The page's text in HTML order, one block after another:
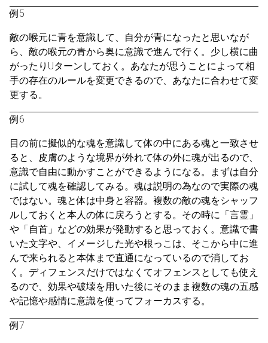
例5
敵の喉元に青を意識して、自分が青になったと思いなが
ら、敵の喉元の青から奥に意識で進んで行く。少し横に曲
がったりUターンしておく。あなたが思うことによって相
手の存在のルールを変更できるので、あなたに合わせて変
更する。
例6
目の前に擬似的な魂を意識して体の中にある魂と一致させ
ると、皮膚のような境界が外れて体の外に魂が出るので、
意識で自由に動かすことができるようになる。まずは自分
に試して魂を確認してみる。魂は説明の為なので実際の魂
ではない。魂と体は中身と容器。複数の敵の魂をシャッフ
ルしておくと本人の体に戻ろうとする。その時に「言霊」
や「自首」などの効果が発動すると思っておく。意識で書
いた文字や、イメージした光や根っこは、そこから中に進
んで来られると本体まで直通になっているので消してお
く。ディフェンスだけではなくてオフェンスとしても使え
るので、効果や破壊を用いた後にそのまま複数の魂の五感
や記憶や感情に意識を使ってフォーカスする。
例7